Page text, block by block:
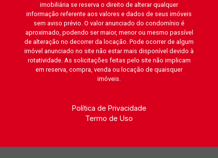
imobiliária se reserva o direito de alterar qualquer
informação referente aos valores e dados de seus imóveis
sem aviso prévio. O valor anunciado do condomínio é
aproximado, podendo ser maior, menor ou mesmo passível
de alteração no decorrer da locação. Pode ocorrer de algum
imóvel anunciado no site não estar mais disponível devido à
rotatividade. As solicitações feitas pelo site não implicam
em reserva, compra, venda ou locação de quaisquer
imóveis.
Política de Privacidade
Termo de Uso